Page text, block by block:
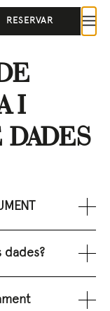
RESERVAR
I
dades?